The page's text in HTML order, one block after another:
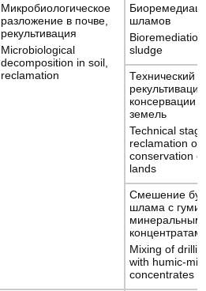
Микробиологическое
разложение в почве,
рекультивация
Microbiological
decomposition in soil,
reclamation
шламов
sludge
Технический
консервации
земель
Technical
reclamation or
conservation
lands
Смешение
шлама с
Mixing of
with humic-
concentrates